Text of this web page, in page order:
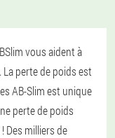
vous aident à
perte de poids est
AB-Slim est unique
perte de poids
Des milliers de